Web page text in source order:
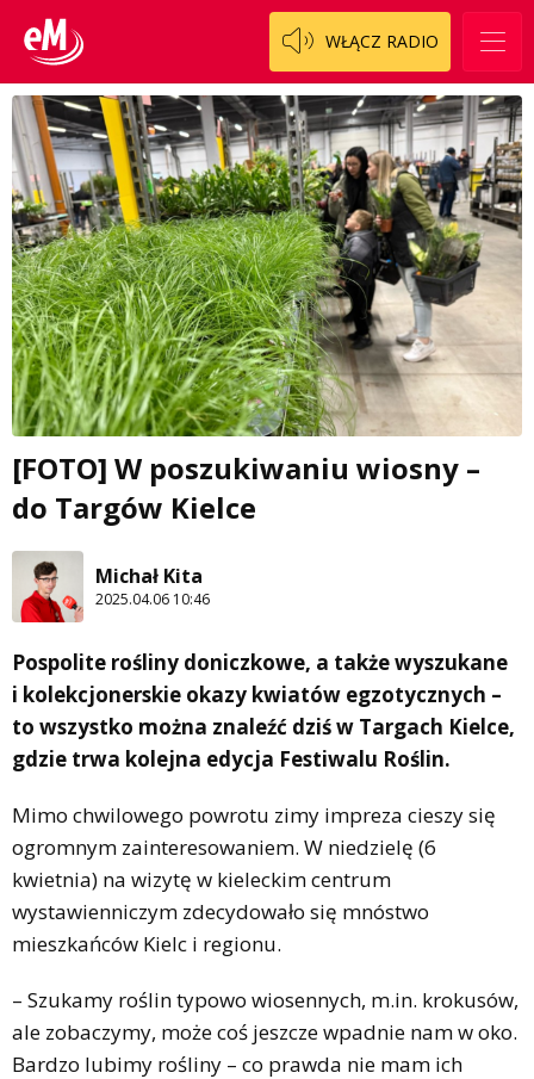
WŁĄCZ RADIO
[FOTO] W poszukiwaniu wiosny –
do Targów Kielce
Michał Kita
2025.04.06 10:46
Pospolite rośliny doniczkowe, a także wyszukane
i kolekcjonerskie okazy kwiatów egzotycznych –
to wszystko można znaleźć dziś w Targach Kielce,
gdzie trwa kolejna edycja Festiwalu Roślin.
Mimo chwilowego powrotu zimy impreza cieszy się
ogromnym zainteresowaniem. W niedzielę (6
kwietnia) na wizytę w kieleckim centrum
wystawienniczym zdecydowało się mnóstwo
mieszkańców Kielc i regionu.
– Szukamy roślin typowo wiosennych, m.in. krokusów,
ale zobaczymy, może coś jeszcze wpadnie nam w oko.
Bardzo lubimy rośliny – co prawda nie mam ich